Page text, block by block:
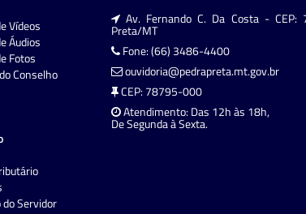
Vídeos
Áudios
Fotos
Conselho
Servidor
Av. Fernando C. Da Costa -
Preta/MT
Fone: (66) 3486-4400
ouvidoria@pedrapreta.mt.gov.br
CEP: 78795-000
Atendimento: Das 12h às 18h,
De Segunda à Sexta.